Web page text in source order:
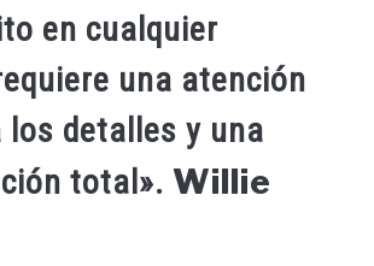
en cualquier
una atención
los detalles y una
total». Willie